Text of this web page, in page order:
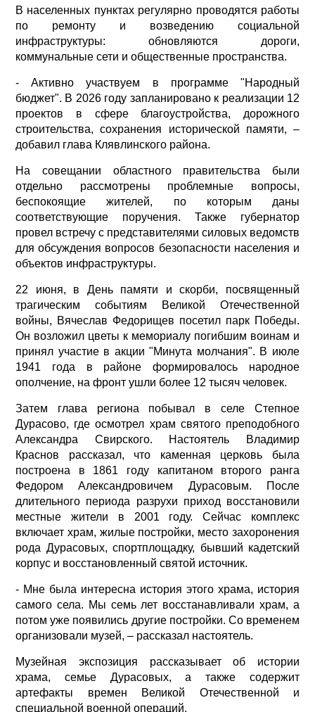
В населенных пунктах регулярно проводятся работы
по ремонту и возведению социальной
инфраструктуры: обновляются дороги,
коммунальные сети и общественные пространства.
- Активно участвуем в программе "Народный
бюджет". В 2026 году запланировано к реализации 12
проектов в сфере благоустройства, дорожного
строительства, сохранения исторической памяти, –
добавил глава Клявлинского района.
На совещании областного правительства были
отдельно рассмотрены проблемные вопросы,
беспокоящие жителей, по которым даны
соответствующие поручения. Также губернатор
провел встречу с представителями силовых ведомств
для обсуждения вопросов безопасности населения и
объектов инфраструктуры.
22 июня, в День памяти и скорби, посвященный
трагическим событиям Великой Отечественной
войны, Вячеслав Федорищев посетил парк Победы.
Он возложил цветы к мемориалу погибшим воинам и
принял участие в акции "Минута молчания". В июле
1941 года в районе формировалось народное
ополчение, на фронт ушли более 12 тысяч человек.
Затем глава региона побывал в селе Степное
Дурасово, где осмотрел храм святого преподобного
Александра Свирского. Настоятель Владимир
Краснов рассказал, что каменная церковь была
построена в 1861 году капитаном второго ранга
Федором Александровичем Дурасовым. После
длительного периода разрухи приход восстановили
местные жители в 2001 году. Сейчас комплекс
включает храм, жилые постройки, место захоронения
рода Дурасовых, спортплощадку, бывший кадетский
корпус и восстановленный святой источник.
- Мне была интересна история этого храма, история
самого села. Мы семь лет восстанавливали храм, а
потом уже появились другие постройки. Со временем
организовали музей, – рассказал настоятель.
Музейная экспозиция рассказывает об истории
храма, семье Дурасовых, а также содержит
артефакты времен Великой Отечественной и
специальной военной операций.